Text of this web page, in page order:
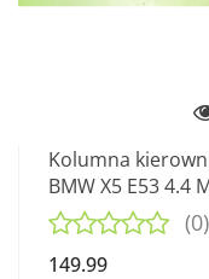
Kolumna
BMW X5 E53 4.4
(0)
149.99